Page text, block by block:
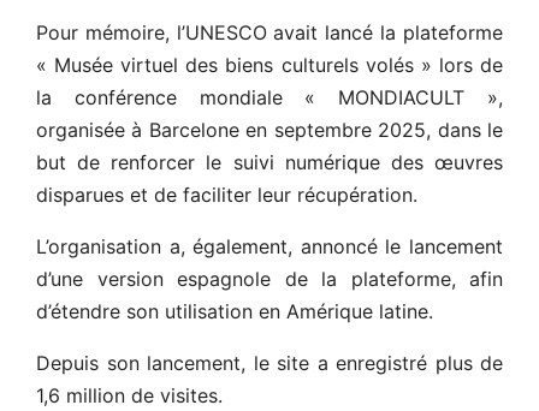
Pour mémoire, l’UNESCO avait lancé la plateforme
« Musée virtuel des biens culturels volés » lors de
la conférence mondiale « MONDIACULT »,
organisée à Barcelone en septembre 2025, dans le
but de renforcer le suivi numérique des œuvres
disparues et de faciliter leur récupération.
L’organisation a, également, annoncé le lancement
d’une version espagnole de la plateforme, afin
d’étendre son utilisation en Amérique latine.
Depuis son lancement, le site a enregistré plus de
1,6 million de visites.